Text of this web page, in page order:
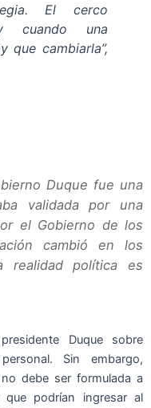
El cerco
cuando una
que cambiarla”,
Duque fue una
validada por una
el Gobierno de los
cambió en los
realidad política es
Duque sobre
Sin embargo,
debe ser formulada a
podrían ingresar al